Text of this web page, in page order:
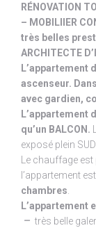
RÉNOVATION
– MOBILIIER
très belles
ARCHITECTE
L’appartement
ascenseur.
avec gardien,
L’appartement
qu’un BALCON.
exposé plein
Le chauffage
l’appartement est
chambres
L’appartement
très belle